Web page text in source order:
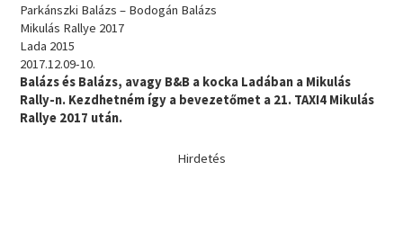
Parkánszki Balázs – Bodogán Balázs
Mikulás Rallye 2017
Lada 2015
2017.12.09-10.
Balázs és Balázs, avagy B&B a kocka Ladában a Mikulás
Rally-n. Kezdhetném így a bevezetőmet a 21. TAXI4 Mikulás
Rallye 2017 után.
Hirdetés